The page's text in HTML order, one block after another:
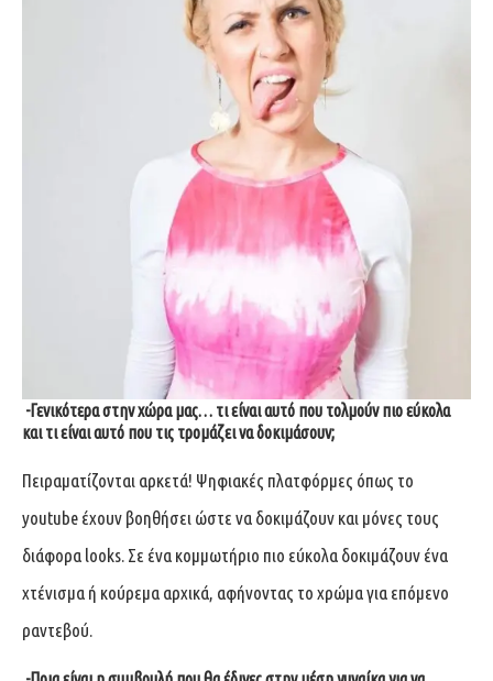
-Γενικότερα στην χώρα μας… τι είναι αυτό που τολμούν πιο εύκολα
και τι είναι αυτό που τις τρομάζει να δοκιμάσουν;
Πειραματίζονται αρκετά! Ψηφιακές πλατφόρμες όπως το
youtube έχουν βοηθήσει ώστε να δοκιμάζουν και μόνες τους
διάφορα looks. Σε ένα κομμωτήριο πιο εύκολα δοκιμάζουν ένα
χτένισμα ή κούρεμα αρχικά, αφήνοντας το χρώμα για επόμενο
ραντεβού.